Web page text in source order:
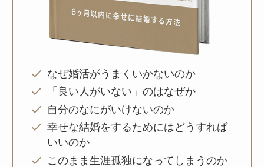
なぜ婚活がうまくいかないのか
「良い人がいない」のはなぜか
自分のなにがいけないのか
幸せな結婚をするためにはどうすれば
いいのか
このまま生涯孤独になってしまうのか